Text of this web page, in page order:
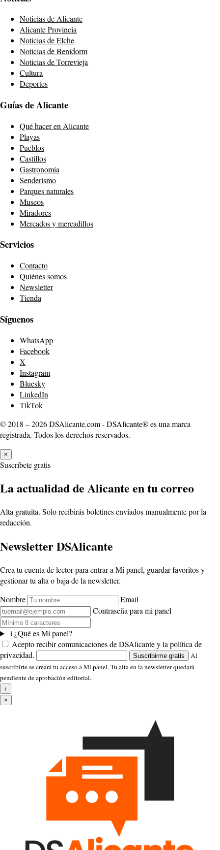
Noticias de Alicante
Alicante Provincia
Noticias de Elche
Noticias de Benidorm
Noticias de Torrevieja
Cultura
Deportes
Guías de Alicante
Qué hacer en Alicante
Playas
Pueblos
Castillos
Gastronomía
Senderismo
Parques naturales
Museos
Miradores
Mercados y mercadillos
Servicios
Contacto
Quiénes somos
Newsletter
Tienda
Síguenos
WhatsApp
Facebook
X
Instagram
Bluesky
LinkedIn
TikTok
© 2018 – 2026 DSAlicante.com - DSAlicante® es una marca
registrada. Todos los derechos reservados.
×
Suscríbete gratis
La actualidad de Alicante en tu correo
Alta gratuita. Solo recibirás boletines enviados manualmente por la
redacción.
Newsletter DSAlicante
Crea tu cuenta de lector para entrar a Mi panel, guardar favoritos y
gestionar tu alta o baja de la newsletter.
Nombre
Email
Contraseña para mi panel
i ¿Qué es Mi panel?
Acepto recibir comunicaciones de DSAlicante y la política de
privacidad.
Suscribirme gratis
Al
suscribirte se creará tu acceso a Mi panel. Tu alta en la newsletter quedará
pendiente de aprobación editorial.
↑
×